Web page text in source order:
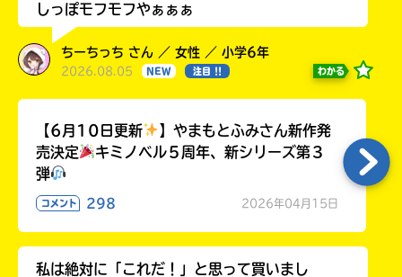
しっぽモフモフやぁぁぁ
ちーちっち さん ／ 女性 ／ 小学6年
2026.08.05 NEW 注目 !! わかる
【6月10日更新
】やまもとふみさん新作発
売決定
キミノベル５周年、新シリーズ第３
弾
コメント 298 2026年04月15日
私は絶対に「これだ！」と思って買いまし